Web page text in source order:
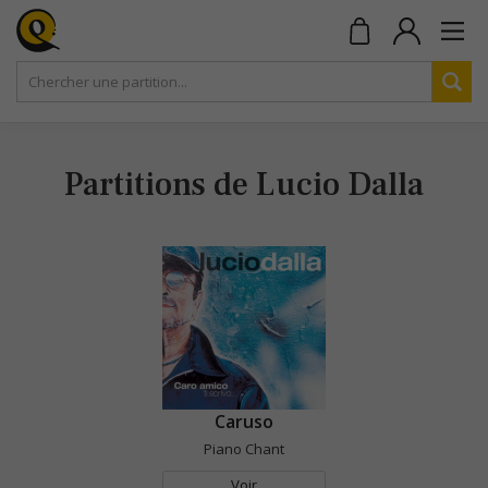
Partitions de Lucio Dalla
Caruso
Piano Chant